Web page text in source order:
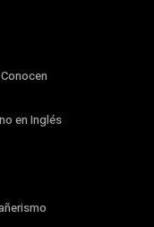
en Inglés